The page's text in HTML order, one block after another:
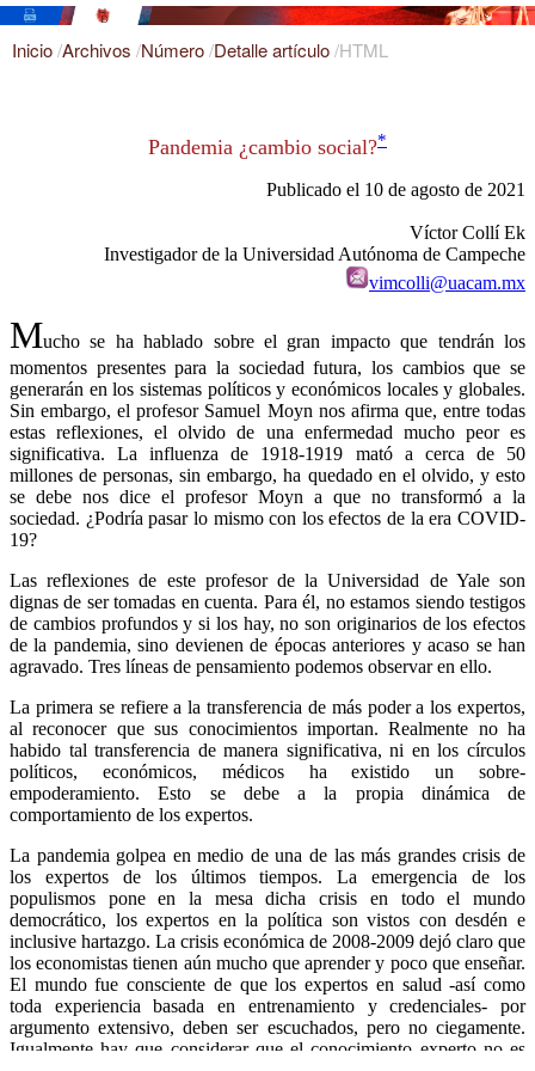
Inicio/Archivos /Número/Detalle artículo/HTML